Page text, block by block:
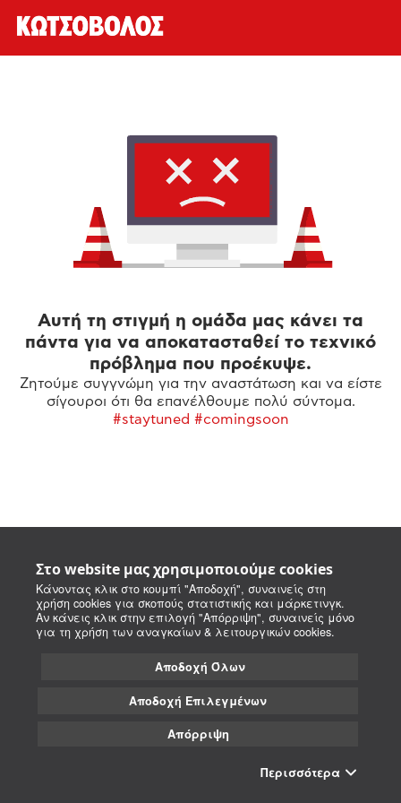
Στο website μας χρησιμοποιούμε cookies
Κάνοντας κλικ στο κουμπί "Αποδοχή", συναινείς στη
χρήση cookies για σκοπούς στατιστικής και μάρκετινγκ.
Αν κάνεις κλικ στην επιλογή "Απόρριψη", συναινείς μόνο
για τη χρήση των αναγκαίων & λειτουργικών cookies.
Αποδοχή Όλων
Αποδοχή Επιλεγμένων
Απόρριψη
Περισσότερα
Αυτή τη στιγμή η ομάδα μας κάνει τα
πάντα για να αποκατασταθεί το τεχνικό
πρόβλημα που προέκυψε.
Ζητούμε συγγνώμη για την αναστάτωση και να είστε
σίγουροι ότι θα επανέλθουμε πολύ σύντομα.
#staytuned #comingsoon